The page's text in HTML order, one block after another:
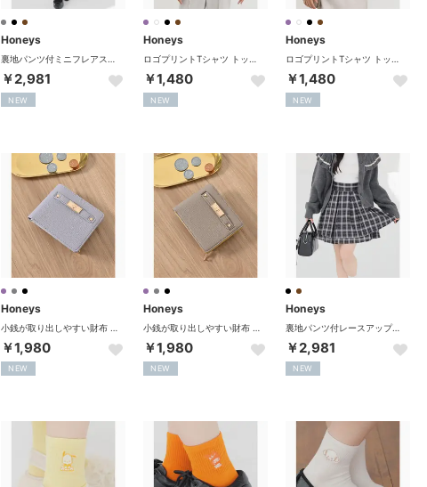
Honeys
￥2,981
NEW
Honeys
￥1,480
NEW
Honeys
￥1,480
NEW
Honeys
￥1,980
NEW
Honeys
￥1,980
NEW
Honeys
裏地パンツ付レースアップスカート ボトムス スカート ミニスカート ミニ丈 レースアップスカート 内側パンツ付き 無地 チェック柄 レディース （クロチェック）
￥2,981
NEW